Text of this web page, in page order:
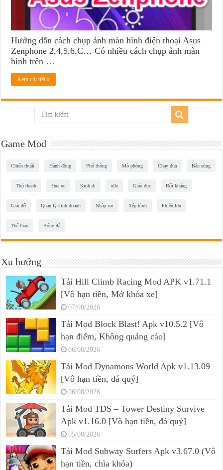
Hướng dẫn cách chụp ảnh màn hình điện thoại Asus
Zenphone 2,4,5,6,C… Có nhiều cách chụp ảnh màn
hình trên …
Xem chi tiết »
Game Mod
Chiến thuật Hành động Phổ thông Mô phỏng Chạy đua Bắn súng
Thủ thành Đua xe Kinh dị idle Giáo dục Đối kháng
Giải đố Quản lý kinh doanh Nhập vai Xếp hình Phiêu lưu
Thể thao Bóng đá
Xu hướng
Tải Hill Climb Racing Mod APK v1.71.1
[Vô hạn tiền, Mở khóa xe]
07/08/2026
Tải Mod Block Blast! Apk v10.5.2 [Vô
hạn điểm, Không quảng cáo]
06/08/2026
Tải Mod Dynamons World Apk v1.13.09
[Vô hạn tiền, đá quý]
06/08/2026
Tải Mod TDS – Tower Destiny Survive
Apk v1.16.0 [Vô hạn tiền, đá quý]
05/08/2026
Tải Mod Subway Surfers Apk v3.67.0 (Vô
hạn tiền, chìa khóa)